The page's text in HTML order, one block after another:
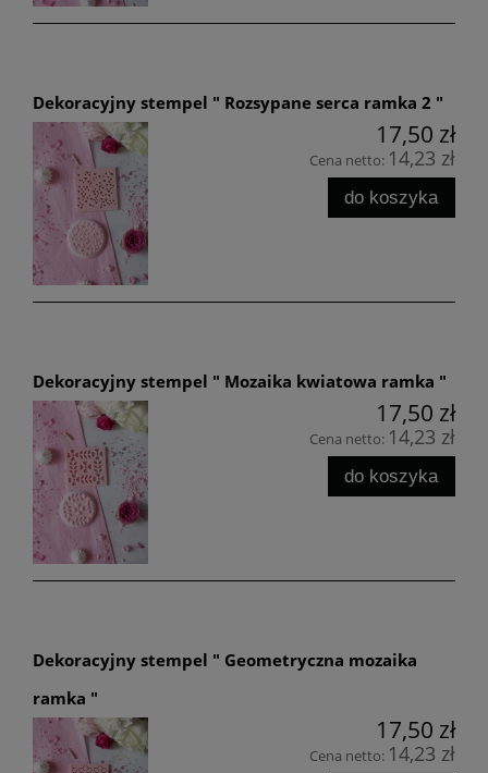
Dekoracyjny stempel " Rozsypane serca ramka 2 "
17,50 zł
Cena netto: 14,23 zł
do koszyka
Dekoracyjny stempel " Mozaika kwiatowa ramka "
17,50 zł
Cena netto: 14,23 zł
do koszyka
Dekoracyjny stempel " Geometryczna mozaika
ramka "
17,50 zł
Cena netto: 14,23 zł